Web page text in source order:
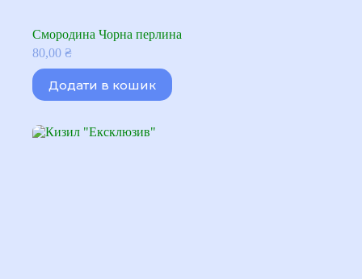
Смородина Чорна перлина
80,00 ₴
Додати в кошик